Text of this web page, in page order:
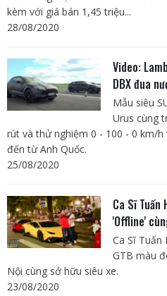
kèm với giá bán 1,45 triệu...
28/08/2020
Video:
DBX đua
Mẫu siêu
Urus cùng
rút và thử nghiệm 0 - 100 - 0 km/
đến từ Anh Quốc.
25/08/2020
Ca Sĩ
'Offline'
Ca Sĩ Tuấn
GTB màu
Nội cùng sở hữu siêu xe.
23/08/2020